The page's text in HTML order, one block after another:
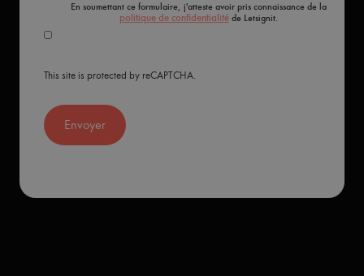
En soumettant ce formulaire, j'atteste avoir pris connaissance de la
politique de confidentialitéde Letsignit.
This site is protected by reCAPTCHA.
Envoyer